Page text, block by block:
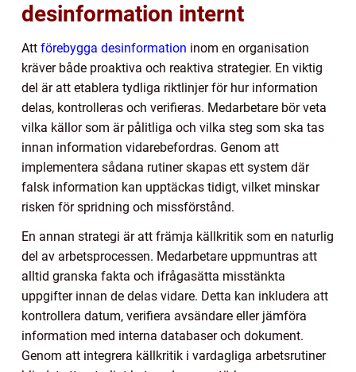
desinformation internt
Att förebygga desinformation inom en organisation
kräver både proaktiva och reaktiva strategier. En viktig
del är att etablera tydliga riktlinjer för hur information
delas, kontrolleras och verifieras. Medarbetare bör veta
vilka källor som är pålitliga och vilka steg som ska tas
innan information vidarebefordras. Genom att
implementera sådana rutiner skapas ett system där
falsk information kan upptäckas tidigt, vilket minskar
risken för spridning och missförstånd.
En annan strategi är att främja källkritik som en naturlig
del av arbetsprocessen. Medarbetare uppmuntras att
alltid granska fakta och ifrågasätta misstänkta
uppgifter innan de delas vidare. Detta kan inkludera att
kontrollera datum, verifiera avsändare eller jämföra
information med interna databaser och dokument.
Genom att integrera källkritik i vardagliga arbetsrutiner